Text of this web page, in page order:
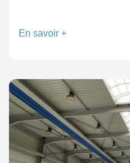
En savoir +